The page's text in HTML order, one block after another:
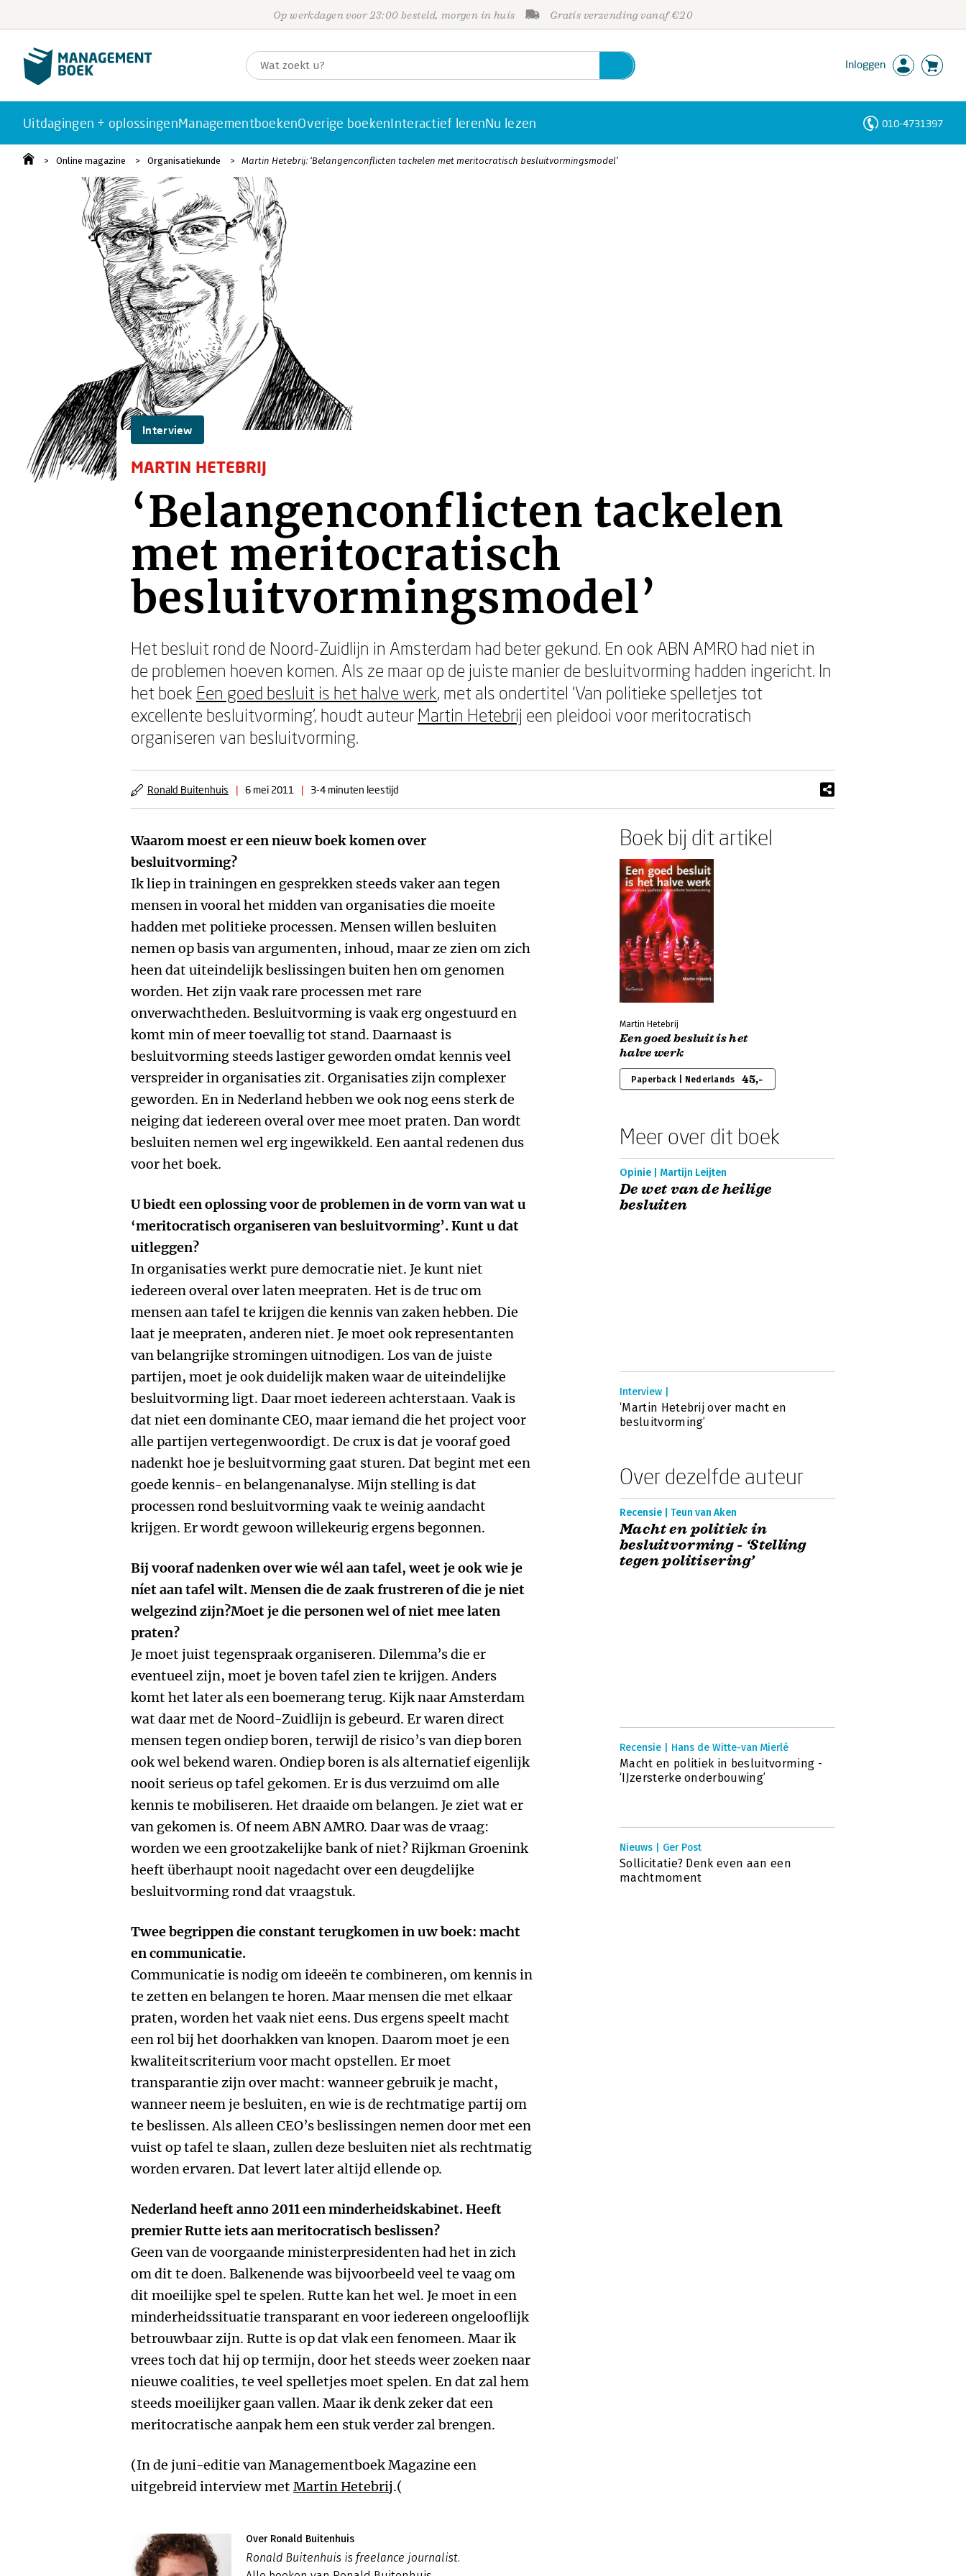
Op werkdagen voor 23:00 besteld, morgen in huis Gratis verzending vanaf €20
Inloggen
Uitdagingen + oplossingenManagementboekenOverige boekenInteractief lerenNu lezen 010-4731397
Online magazine Organisatiekunde Martin Hetebrij: ‘Belangenconflicten tackelen met meritocratisch besluitvormingsmodel’
Interview
MARTIN HETEBRIJ
‘Belangenconflicten tackelen
met meritocratisch
besluitvormingsmodel’
Het besluit rond de Noord-Zuidlijn in Amsterdam had beter gekund. En ook ABN AMRO had niet in
de problemen hoeven komen. Als ze maar op de juiste manier de besluitvorming hadden ingericht. In
het boek Een goed besluit is het halve werk, met als ondertitel ‘Van politieke spelletjes tot
excellente besluitvorming’, houdt auteur Martin Hetebrij een pleidooi voor meritocratisch
organiseren van besluitvorming.
Ronald Buitenhuis | 6 mei 2011 | 3-4 minuten leestijd
Waarom moest er een nieuw boek komen over
besluitvorming?
Ik liep in trainingen en gesprekken steeds vaker aan tegen
mensen in vooral het midden van organisaties die moeite
hadden met politieke processen. Mensen willen besluiten
nemen op basis van argumenten, inhoud, maar ze zien om zich
heen dat uiteindelijk beslissingen buiten hen om genomen
worden. Het zijn vaak rare processen met rare
onverwachtheden. Besluitvorming is vaak erg ongestuurd en
komt min of meer toevallig tot stand. Daarnaast is
besluitvorming steeds lastiger geworden omdat kennis veel
verspreider in organisaties zit. Organisaties zijn complexer
geworden. En in Nederland hebben we ook nog eens sterk de
neiging dat iedereen overal over mee moet praten. Dan wordt
besluiten nemen wel erg ingewikkeld. Een aantal redenen dus
voor het boek.
U biedt een oplossing voor de problemen in de vorm van wat u
‘meritocratisch organiseren van besluitvorming’. Kunt u dat
uitleggen?
In organisaties werkt pure democratie niet. Je kunt niet
iedereen overal over laten meepraten. Het is de truc om
mensen aan tafel te krijgen die kennis van zaken hebben. Die
laat je meepraten, anderen niet. Je moet ook representanten
van belangrijke stromingen uitnodigen. Los van de juiste
partijen, moet je ook duidelijk maken waar de uiteindelijke
besluitvorming ligt. Daar moet iedereen achterstaan. Vaak is
dat niet een dominante CEO, maar iemand die het project voor
alle partijen vertegenwoordigt. De crux is dat je vooraf goed
nadenkt hoe je besluitvorming gaat sturen. Dat begint met een
goede kennis- en belangenanalyse. Mijn stelling is dat
processen rond besluitvorming vaak te weinig aandacht
krijgen. Er wordt gewoon willekeurig ergens begonnen.
Bij vooraf nadenken over wie wél aan tafel, weet je ook wie je
níet aan tafel wilt. Mensen die de zaak frustreren of die je niet
welgezind zijn?Moet je die personen wel of niet mee laten
praten?
Je moet juist tegenspraak organiseren. Dilemma’s die er
eventueel zijn, moet je boven tafel zien te krijgen. Anders
komt het later als een boemerang terug. Kijk naar Amsterdam
wat daar met de Noord-Zuidlijn is gebeurd. Er waren direct
mensen tegen ondiep boren, terwijl de risico’s van diep boren
ook wel bekend waren. Ondiep boren is als alternatief eigenlijk
nooit serieus op tafel gekomen. Er is dus verzuimd om alle
kennis te mobiliseren. Het draaide om belangen. Je ziet wat er
van gekomen is. Of neem ABN AMRO. Daar was de vraag:
worden we een grootzakelijke bank of niet? Rijkman Groenink
heeft überhaupt nooit nagedacht over een deugdelijke
besluitvorming rond dat vraagstuk.
Twee begrippen die constant terugkomen in uw boek: macht
en communicatie.
Communicatie is nodig om ideeën te combineren, om kennis in
te zetten en belangen te horen. Maar mensen die met elkaar
praten, worden het vaak niet eens. Dus ergens speelt macht
een rol bij het doorhakken van knopen. Daarom moet je een
kwaliteitscriterium voor macht opstellen. Er moet
transparantie zijn over macht: wanneer gebruik je macht,
wanneer neem je besluiten, en wie is de rechtmatige partij om
te beslissen. Als alleen CEO’s beslissingen nemen door met een
vuist op tafel te slaan, zullen deze besluiten niet als rechtmatig
worden ervaren. Dat levert later altijd ellende op.
Nederland heeft anno 2011 een minderheidskabinet. Heeft
premier Rutte iets aan meritocratisch beslissen?
Geen van de voorgaande ministerpresidenten had het in zich
om dit te doen. Balkenende was bijvoorbeeld veel te vaag om
dit moeilijke spel te spelen. Rutte kan het wel. Je moet in een
minderheidssituatie transparant en voor iedereen ongelooflijk
betrouwbaar zijn. Rutte is op dat vlak een fenomeen. Maar ik
vrees toch dat hij op termijn, door het steeds weer zoeken naar
nieuwe coalities, te veel spelletjes moet spelen. En dat zal hem
steeds moeilijker gaan vallen. Maar ik denk zeker dat een
meritocratische aanpak hem een stuk verder zal brengen.
(In de juni-editie van Managementboek Magazine een
uitgebreid interview met Martin Hetebrij.(
Over Ronald Buitenhuis
Ronald Buitenhuis is freelance journalist.
Boek bij dit artikel
Martin Hetebrij
Een goed besluit is het
halve werk
Paperback | Nederlands 45,-
Meer over dit boek
Opinie | Martijn Leijten
De wet van de heilige
besluiten
Interview |
‘Martin Hetebrij over macht en
besluitvorming’
Over dezelfde auteur
Recensie | Teun van Aken
Macht en politiek in
besluitvorming - ‘Stelling
tegen politisering’
Recensie | Hans de Witte-van Mierlé
Macht en politiek in besluitvorming -
‘IJzersterke onderbouwing’
Nieuws | Ger Post
Sollicitatie? Denk even aan een
machtmoment
Personen